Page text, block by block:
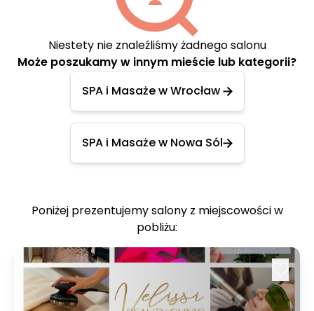
Niestety nie znaleźliśmy żadnego salonu
Może poszukamy w innym mieście lub kategorii?
SPA i Masaże w Wrocław
SPA i Masaże w Nowa Sól
Poniżej prezentujemy salony z miejscowości w
pobliżu: